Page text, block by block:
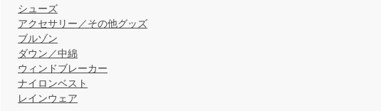
シューズ
アクセサリー／その他グッズ
ブルゾン
ダウン／中綿
ウィンドブレーカー
ナイロンベスト
レインウェア